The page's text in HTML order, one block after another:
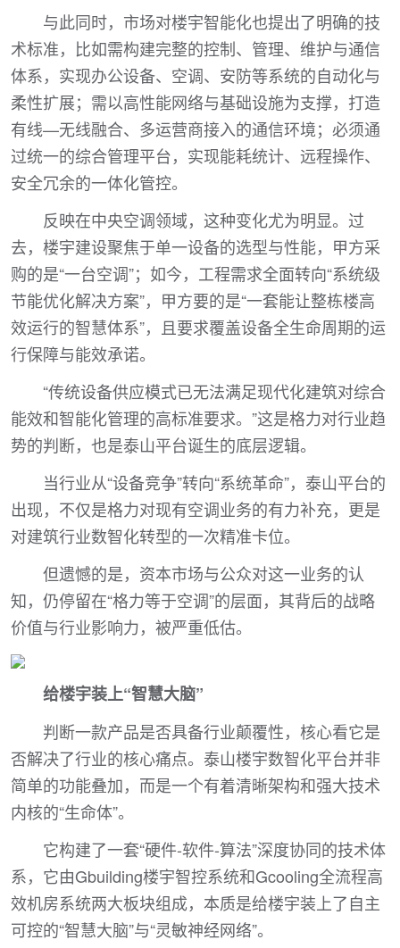
与此同时，市场对楼宇智能化也提出了明确的技
术标准，比如需构建完整的控制、管理、维护与通信
体系，实现办公设备、空调、安防等系统的自动化与
柔性扩展；需以高性能网络与基础设施为支撑，打造
有线—无线融合、多运营商接入的通信环境；必须通
过统一的综合管理平台，实现能耗统计、远程操作、
安全冗余的一体化管控。
反映在中央空调领域，这种变化尤为明显。过
去，楼宇建设聚焦于单一设备的选型与性能，甲方采
购的是“一台空调”；如今，工程需求全面转向“系统级
节能优化解决方案”，甲方要的是“一套能让整栋楼高
效运行的智慧体系”，且要求覆盖设备全生命周期的运
行保障与能效承诺。
“传统设备供应模式已无法满足现代化建筑对综合
能效和智能化管理的高标准要求。”这是格力对行业趋
势的判断，也是泰山平台诞生的底层逻辑。
当行业从“设备竞争”转向“系统革命”，泰山平台的
出现，不仅是格力对现有空调业务的有力补充，更是
对建筑行业数智化转型的一次精准卡位。
但遗憾的是，资本市场与公众对这一业务的认
知，仍停留在“格力等于空调”的层面，其背后的战略
价值与行业影响力，被严重低估。
给楼宇装上“智慧大脑”
判断一款产品是否具备行业颠覆性，核心看它是
否解决了行业的核心痛点。泰山楼宇数智化平台并非
简单的功能叠加，而是一个有着清晰架构和强大技术
内核的“生命体”。
它构建了一套“硬件-软件-算法”深度协同的技术体
系，它由Gbuilding楼宇智控系统和Gcooling全流程高
效机房系统两大板块组成，本质是给楼宇装上了自主
可控的“智慧大脑”与“灵敏神经网络”。